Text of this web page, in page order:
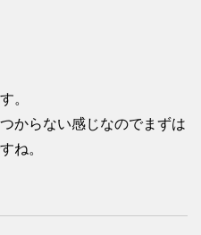
。
からない感じなのでまずは
ね。